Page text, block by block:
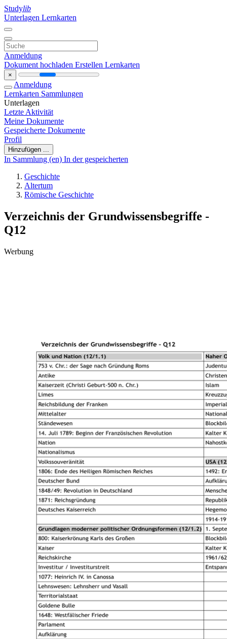
Studylib
Unterlagen Lernkarten
Anmeldung
Dokument hochladen Erstellen Lernkarten
×
Anmeldung
Lernkarten Sammlungen
Unterlagen
Letzte Aktivität
Meine Dokumente
Gespeicherte Dokumente
Profil
Hinzufügen ...
In Sammlung (en) In der gespeicherten
Geschichte
Altertum
Römische Geschichte
Verzeichnis der Grundwissensbegriffe -
Q12
Werbung